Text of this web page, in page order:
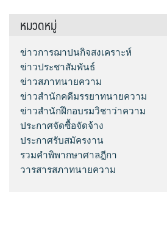
หมวดหมู่
ข่าวการฌาปนกิจสงเคราะห์
ข่าวประชาสัมพันธ์
ข่าวสภาทนายความ
ข่าวสำนักคดีมรรยาทนายความ
ข่าวสำนักฝึกอบรมวิชาว่าความ
ประกาศจัดซื้อจัดจ้าง
ประกาศรับสมัครงาน
รวมคำพิพากษาศาลฎีกา
วารสารสภาทนายความ